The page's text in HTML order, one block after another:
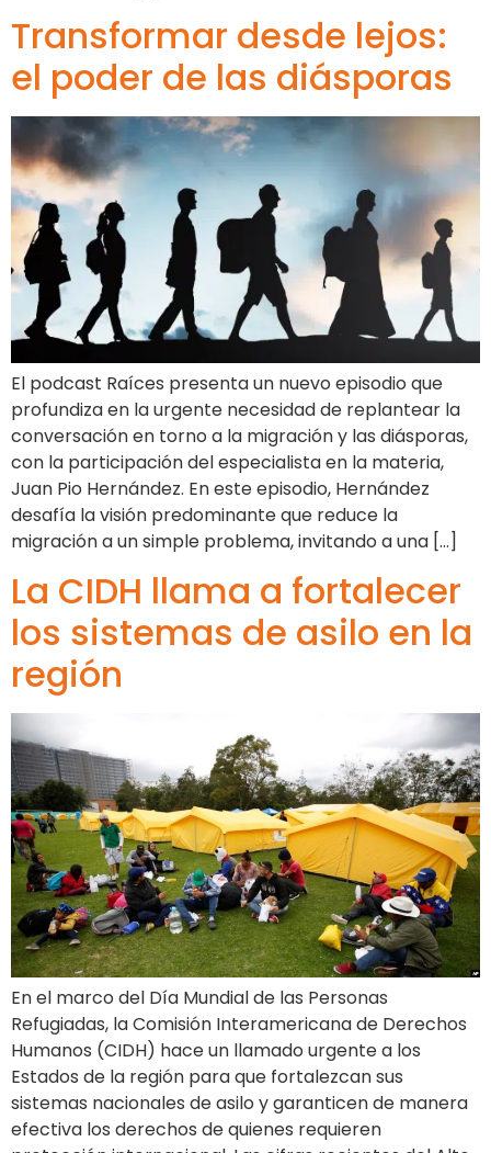
Transformar desde lejos:
el poder de las diásporas
El podcast Raíces presenta un nuevo episodio que
profundiza en la urgente necesidad de replantear la
conversación en torno a la migración y las diásporas,
con la participación del especialista en la materia,
Juan Pio Hernández. En este episodio, Hernández
desafía la visión predominante que reduce la
migración a un simple problema, invitando a una […]
La CIDH llama a fortalecer
los sistemas de asilo en la
región
En el marco del Día Mundial de las Personas
Refugiadas, la Comisión Interamericana de Derechos
Humanos (CIDH) hace un llamado urgente a los
Estados de la región para que fortalezcan sus
sistemas nacionales de asilo y garanticen de manera
efectiva los derechos de quienes requieren